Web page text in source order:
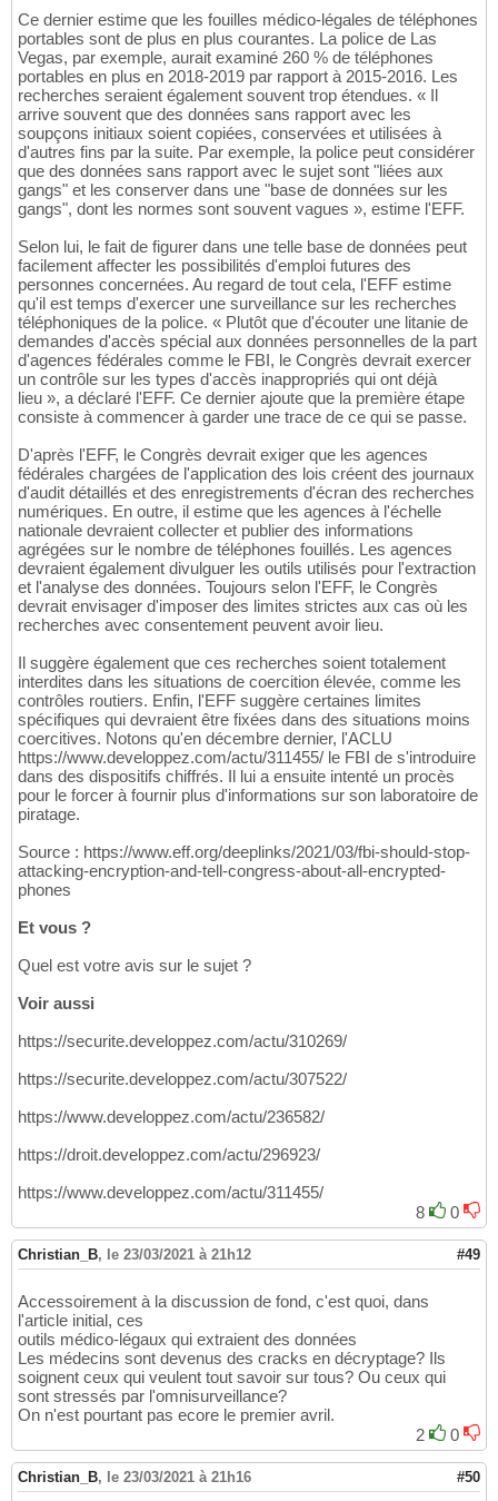
Ce dernier estime que les fouilles médico-légales de téléphones
portables sont de plus en plus courantes. La police de Las
Vegas, par exemple, aurait examiné 260 % de téléphones
portables en plus en 2018-2019 par rapport à 2015-2016. Les
recherches seraient également souvent trop étendues. « Il
arrive souvent que des données sans rapport avec les
soupçons initiaux soient copiées, conservées et utilisées à
d'autres fins par la suite. Par exemple, la police peut considérer
que des données sans rapport avec le sujet sont "liées aux
gangs" et les conserver dans une "base de données sur les
gangs", dont les normes sont souvent vagues », estime l'EFF.
Selon lui, le fait de figurer dans une telle base de données peut
facilement affecter les possibilités d'emploi futures des
personnes concernées. Au regard de tout cela, l'EFF estime
qu'il est temps d'exercer une surveillance sur les recherches
téléphoniques de la police. « Plutôt que d'écouter une litanie de
demandes d'accès spécial aux données personnelles de la part
d'agences fédérales comme le FBI, le Congrès devrait exercer
un contrôle sur les types d'accès inappropriés qui ont déjà
lieu », a déclaré l'EFF. Ce dernier ajoute que la première étape
consiste à commencer à garder une trace de ce qui se passe.
D'après l'EFF, le Congrès devrait exiger que les agences
fédérales chargées de l'application des lois créent des journaux
d'audit détaillés et des enregistrements d'écran des recherches
numériques. En outre, il estime que les agences à l'échelle
nationale devraient collecter et publier des informations
agrégées sur le nombre de téléphones fouillés. Les agences
devraient également divulguer les outils utilisés pour l'extraction
et l'analyse des données. Toujours selon l'EFF, le Congrès
devrait envisager d'imposer des limites strictes aux cas où les
recherches avec consentement peuvent avoir lieu.
Il suggère également que ces recherches soient totalement
interdites dans les situations de coercition élevée, comme les
contrôles routiers. Enfin, l'EFF suggère certaines limites
spécifiques qui devraient être fixées dans des situations moins
coercitives. Notons qu'en décembre dernier, l'ACLU
https://www.developpez.com/actu/311455/ le FBI de s'introduire
dans des dispositifs chiffrés. Il lui a ensuite intenté un procès
pour le forcer à fournir plus d'informations sur son laboratoire de
piratage.
Source : https://www.eff.org/deeplinks/2021/03/fbi-should-stop-
attacking-encryption-and-tell-congress-about-all-encrypted-
phones
Et vous ?
Quel est votre avis sur le sujet ?
Voir aussi
https://securite.developpez.com/actu/310269/
https://securite.developpez.com/actu/307522/
https://www.developpez.com/actu/236582/
https://droit.developpez.com/actu/296923/
https://www.developpez.com/actu/311455/
8
0
Christian_B, le 23/03/2021 à 21h12 #49
Accessoirement à la discussion de fond, c'est quoi, dans
l'article initial, ces
outils médico-légaux qui extraient des données
Les médecins sont devenus des cracks en décryptage? Ils
soignent ceux qui veulent tout savoir sur tous? Ou ceux qui
sont stressés par l'omnisurveillance?
On n'est pourtant pas ecore le premier avril.
2
0
Christian_B, le 23/03/2021 à 21h16 #50